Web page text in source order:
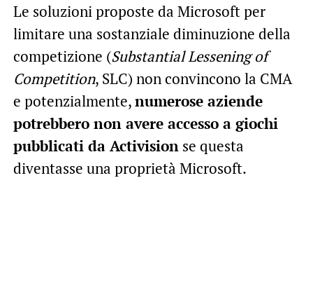
Le soluzioni proposte da Microsoft per
limitare una sostanziale diminuzione della
competizione (Substantial Lessening of
Competition, SLC) non convincono la CMA
e potenzialmente,numerose aziende
potrebbero non avere accesso a giochi
pubblicati da Activision se questa
diventasse una proprietà Microsoft.